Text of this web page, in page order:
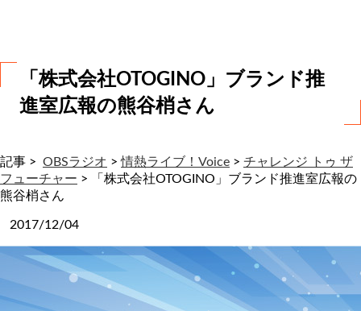
「株式会社OTOGINO」ブランド推
進室広報の熊谷梢さん
記事 > OBSラジオ >情熱ライブ！Voice > チャレンジ トゥ ザ
フューチャー >
「株式会社OTOGINO」ブランド推進室広報の
熊谷梢さん
2017/12/04